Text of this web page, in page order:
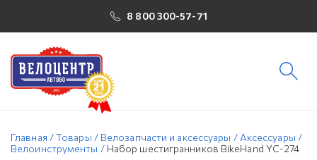
8 800 300-57-71
Главная /Товары / Велозапчасти и аксессуары / Аксессуары /
Велоинструменты / Набор шестигранников BikeHand YC-274